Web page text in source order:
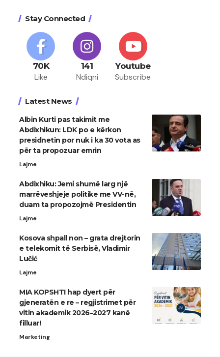
Stay Connected
70K
Like
141
Ndiqni
Youtube
Subscribe
Latest News
Albin Kurti pas takimit me
Abdixhikun: LDK po e kërkon
presidnetin por nuk i ka 30 vota as
për ta propozuar emrin
Lajme
Abdixhiku: Jemi shumë larg një
marrëveshjeje politike me VV-në,
duam ta propozojmë Presidentin
Lajme
Kosova shpall non – grata drejtorin
e telekomit të Serbisë, Vladimir
Lučić
Lajme
MIA KOPSHTI hap dyert për
gjeneratën e re – regjistrimet për
vitin akademik 2026–2027 kanë
filluar!
Marketing